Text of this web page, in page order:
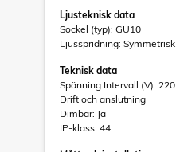
Ljusteknisk data
Sockel (typ): GU10
Ljusspridning: Symmetrisk
Teknisk data
Spänning Intervall (V):
Drift och anslutning
Dimbar: Ja
IP-klass: 44